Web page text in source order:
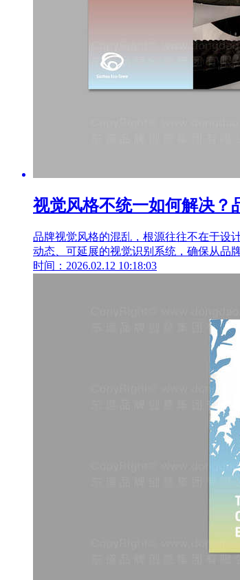
视觉风格不统一如何解决？
品牌视觉风格的混乱，根源往往不在于设
动态、可延展的视觉识别系统，确保从品
时间：2026.02.12 10:18:03